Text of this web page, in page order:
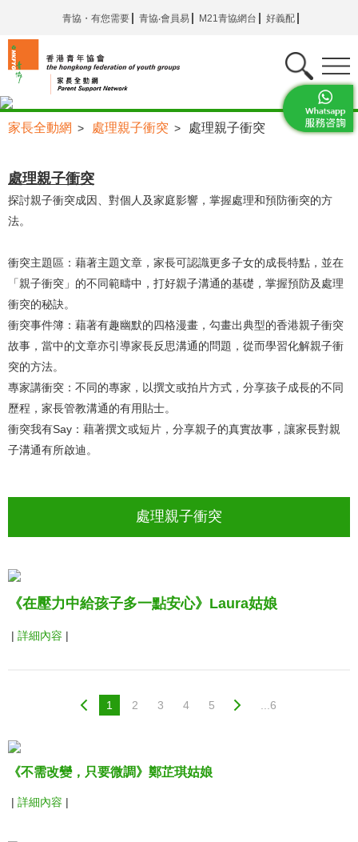
青協・有您需要 青協‧會員易 M21青協網台 好義配
家長全動網 > 處理親子衝突 > 處理親子衝突
處理親子衝突
探討親子衝突成因、對個人及家庭影響，掌握處理和預防衝突的方
法。
衝突主題區：藉著主題文章，家長可認識更多子女的成長特點，並在
「親子衝突」的不同範疇中，打好親子溝通的基礎，掌握預防及處理
衝突的秘訣。
衝突事件簿：藉著有趣幽默的四格漫畫，勾畫出典型的香港親子衝突
故事，當中的文章亦引導家長反思溝通的問題，從而學習化解親子衝
突的方法。
專家講衝突：不同的專家，以撰文或拍片方式，分享孩子成長的不同
歷程，家長管教溝通的有用貼士。
衝突我有Say：藉著撰文或短片，分享親子的真實故事，讓家長對親
子溝通有所啟迪。
處理親子衝突
《在壓力中給孩子多一點安心》Laura姑娘
| 詳細內容 |
1 2 3 4 5 ...6
《不需改變，只要微調》鄭芷琪姑娘
| 詳細內容 |